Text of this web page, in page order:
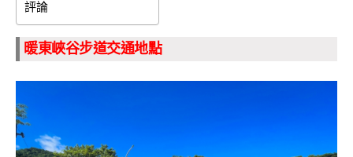
評論
暖東峽谷步道交通地點